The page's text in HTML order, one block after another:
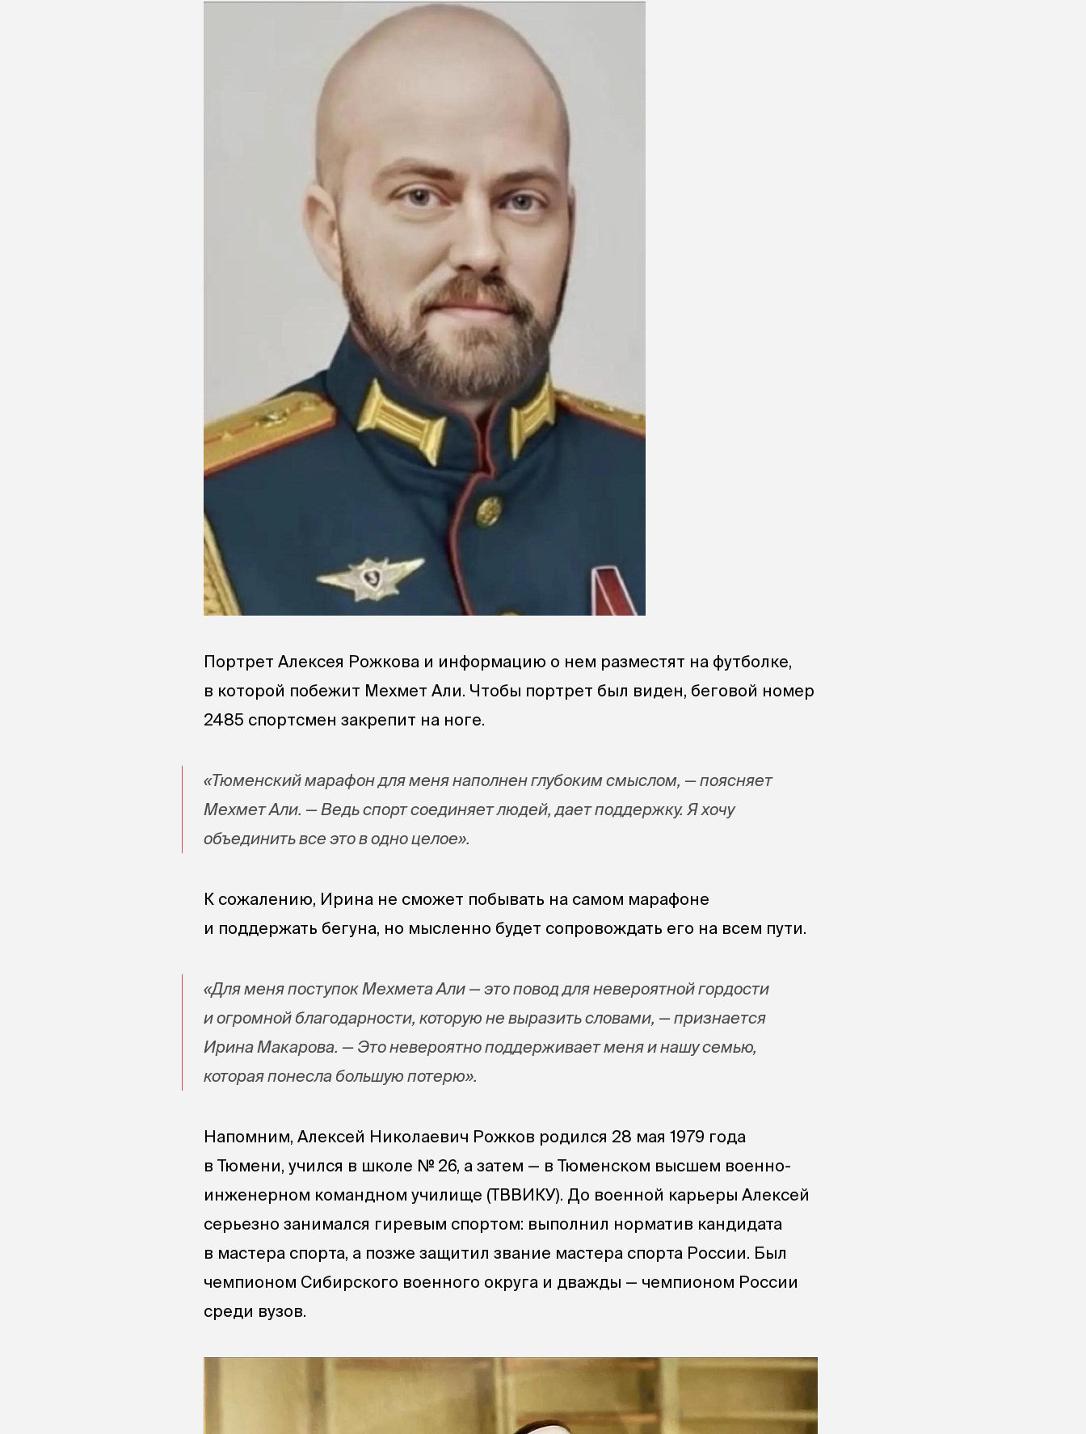
Портрет Алексея Рожкова и информацию о нем разместят на футболке,
в которой побежит Мехмет Али. Чтобы портрет был виден, беговой номер
2485 спортсмен закрепит на ноге.
«Тюменский марафон для меня наполнен глубоким смыслом, — поясняет
Мехмет Али. — Ведь спорт соединяет людей, дает поддержку. Я хочу
объединить все это в одно целое».
К сожалению, Ирина не сможет побывать на самом марафоне
и поддержать бегуна, но мысленно будет сопровождать его на всем пути.
«Для меня поступок Мехмета Али — это повод для невероятной гордости
и огромной благодарности, которую не выразить словами, — признается
Ирина Макарова. — Это невероятно поддерживает меня и нашу семью,
которая понесла большую потерю».
Напомним, Алексей Николаевич Рожков родился 28 мая 1979 года
в Тюмени, учился в школе № 26, а затем — в Тюменском высшем военно-
инженерном командном училище (ТВВИКУ). До военной карьеры Алексей
серьезно занимался гиревым спортом: выполнил норматив кандидата
в мастера спорта, а позже защитил звание мастера спорта России. Был
чемпионом Сибирского военного округа и дважды — чемпионом России
среди вузов.